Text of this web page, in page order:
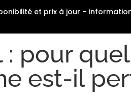
rubrique "Contact"
et prix à jour –
: pour
est-il